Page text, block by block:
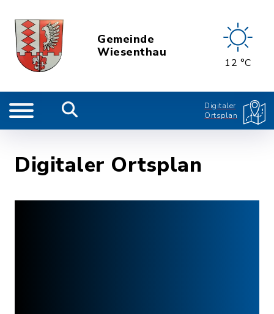
Gemeinde
Wiesenthau
12 °C
Digitaler
Ortsplan
Digitaler Ortsplan